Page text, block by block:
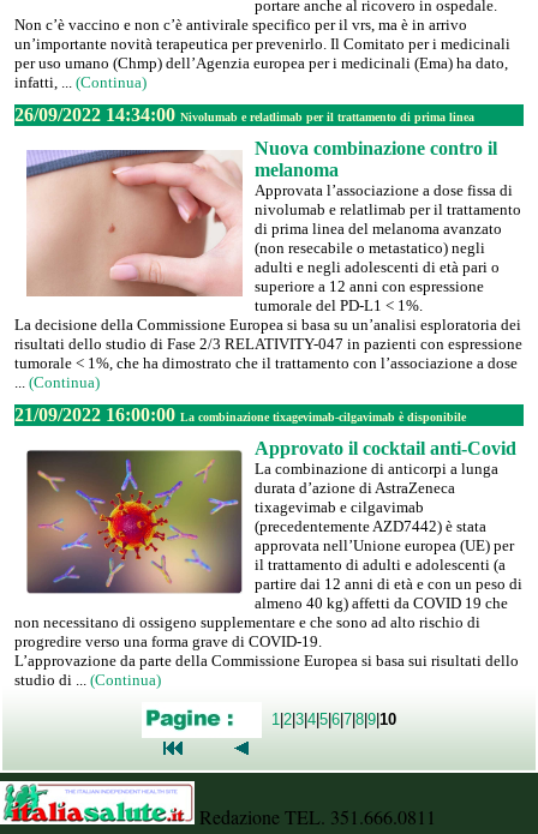
portare anche al ricovero in ospedale.
Non c’è vaccino e non c’è antivirale specifico per il vrs, ma è in arrivo
un’importante novità terapeutica per prevenirlo. Il Comitato per i medicinali
per uso umano (Chmp) dell’Agenzia europea per i medicinali (Ema) ha dato,
infatti, ... (Continua)
26/09/2022 14:34:00 Nivolumab e relatlimab per il trattamento di prima linea
Nuova combinazione contro il
melanoma
Approvata l’associazione a dose fissa di
nivolumab e relatlimab per il trattamento
di prima linea del melanoma avanzato
(non resecabile o metastatico) negli
adulti e negli adolescenti di età pari o
superiore a 12 anni con espressione
tumorale del PD-L1 < 1%.
La decisione della Commissione Europea si basa su un’analisi esploratoria dei
risultati dello studio di Fase 2/3 RELATIVITY-047 in pazienti con espressione
tumorale < 1%, che ha dimostrato che il trattamento con l’associazione a dose
... (Continua)
21/09/2022 16:00:00 La combinazione tixagevimab-cilgavimab è disponibile
Approvato il cocktail anti-Covid
La combinazione di anticorpi a lunga
durata d’azione di AstraZeneca
tixagevimab e cilgavimab
(precedentemente AZD7442) è stata
approvata nell’Unione europea (UE) per
il trattamento di adulti e adolescenti (a
partire dai 12 anni di età e con un peso di
almeno 40 kg) affetti da COVID 19 che
non necessitano di ossigeno supplementare e che sono ad alto rischio di
progredire verso una forma grave di COVID-19.
L’approvazione da parte della Commissione Europea si basa sui risultati dello
studio di ... (Continua)
1 |2|3|4|5|6|7|8|9|10
Redazione TEL. 351.666.0811